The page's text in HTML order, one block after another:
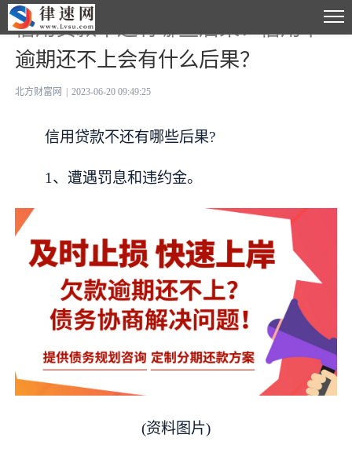
信用贷款不还有哪些后果？信用卡
逾期还不上会有什么后果？
北方财富网 2023-06-20 09:49:25
信用贷款不还有哪些后果?
1、遭遇罚息和违约金。
(资料图片)